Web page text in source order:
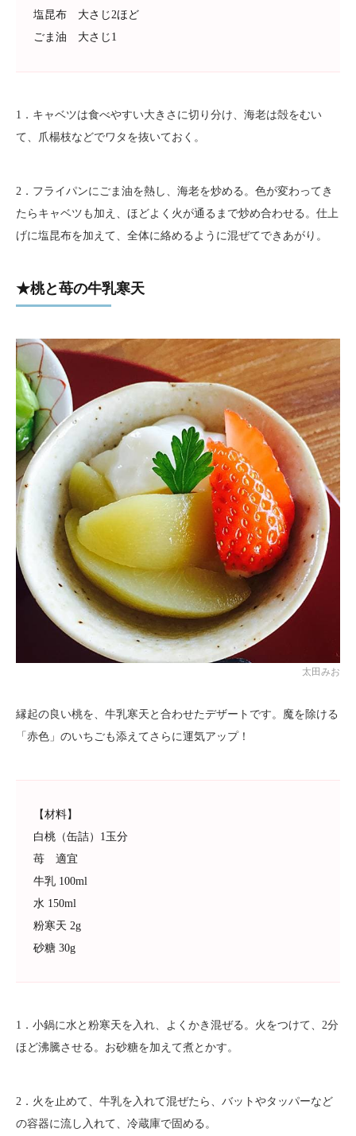
塩昆布 大さじ2ほど
ごま油 大さじ1
1．キャベツは食べやすい大きさに切り分け、海老は殻をむい
て、爪楊枝などでワタを抜いておく。
2．フライパンにごま油を熱し、海老を炒める。色が変わってき
たらキャベツも加え、ほどよく火が通るまで炒め合わせる。仕上
げに塩昆布を加えて、全体に絡めるように混ぜてできあがり。
★桃と苺の牛乳寒天
太田みお
縁起の良い桃を、牛乳寒天と合わせたデザートです。魔を除ける
「赤色」のいちごも添えてさらに運気アップ！
【材料】
白桃（缶詰）1玉分
苺 適宜
牛乳 100ml
水 150ml
粉寒天 2g
砂糖 30g
1．小鍋に水と粉寒天を入れ、よくかき混ぜる。火をつけて、2分
ほど沸騰させる。お砂糖を加えて煮とかす。
2．火を止めて、牛乳を入れて混ぜたら、バットやタッパーなど
の容器に流し入れて、冷蔵庫で固める。